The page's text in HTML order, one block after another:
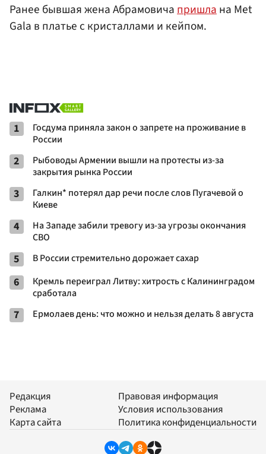
Ранее бывшая жена Абрамовичапришлана Met
Gala в платье с кристаллами и кейпом.
1
Госдума приняла закон о запрете на проживание в
России
2
Рыбоводы Армении вышли на протесты из-за
закрытия рынка России
3
Галкин* потерял дар речи после слов Пугачевой о
Киеве
4
На Западе забили тревогу из-за угрозы окончания
СВО
5 В России стремительно дорожает сахар
6
Кремль переиграл Литву: хитрость с Калининградом
сработала
7 Ермолаев день: что можно и нельзя делать 8 августа
Редакция
Реклама
Карта сайта
Правовая информация
Условия использования
Политика конфиденциальности